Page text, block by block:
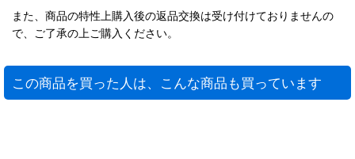
また、商品の特性上購入後の返品交換は受け付けておりませんの
で、ご了承の上ご購入ください。
この商品を買った人は、こんな商品も買っています